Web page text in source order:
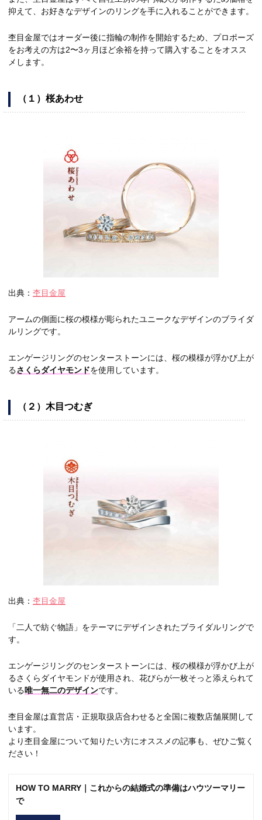
抑えて、お好きなデザインのリングを手に入れることができます。
杢目金屋ではオーダー後に指輪の制作を開始するため、プロポーズ
をお考えの方は2〜3ヶ月ほど余裕を持って購入することをオスス
メします。
（１）桜あわせ
出典： 杢目金屋
アームの側面に桜の模様が彫られたユニークなデザインのブライダ
ルリングです。
エンゲージリングのセンターストーンには、桜の模様が浮かび上が
るさくらダイヤモンドを使用しています。
（２）木目つむぎ
出典： 杢目金屋
「二人で紡ぐ物語」をテーマにデザインされたブライダルリングで
す。
エンゲージリングのセンターストーンには、桜の模様が浮かび上が
るさくらダイヤモンドが使用され 、花びらが一枚そっと添えられて
いる唯一無二のデザインです。
杢目金屋は直営店・正規取扱店合わせると全国に複数店舗展開して
います。
より杢目金屋について知りたい方にオススメの記事も、ぜひご覧く
ださい！
HOW TO MARRY｜これからの結婚式の準備はハウツーマリー
で